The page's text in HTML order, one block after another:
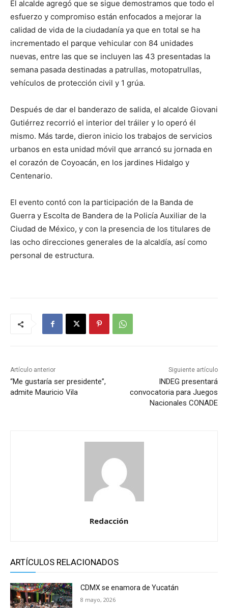
El alcalde agregó que se sigue demostramos que todo el
esfuerzo y compromiso están enfocados a mejorar la
calidad de vida de la ciudadanía ya que en total se ha
incrementado el parque vehicular con 84 unidades
nuevas, entre las que se incluyen las 43 presentadas la
semana pasada destinadas a patrullas, motopatrullas,
vehículos de protección civil y 1 grúa.
Después de dar el banderazo de salida, el alcalde Giovani
Gutiérrez recorrió el interior del tráiler y lo operó él
mismo. Más tarde, dieron inicio los trabajos de servicios
urbanos en esta unidad móvil que arrancó su jornada en
el corazón de Coyoacán, en los jardines Hidalgo y
Centenario.
El evento contó con la participación de la Banda de
Guerra y Escolta de Bandera de la Policía Auxiliar de la
Ciudad de México, y con la presencia de los titulares de
las ocho direcciones generales de la alcaldía, así como
personal de estructura.
Artículo anterior
“Me gustaría ser presidente”,
admite Mauricio Vila
Siguiente artículo
INDEG presentará
convocatoria para Juegos
Nacionales CONADE
Redacción
ARTÍCULOS RELACIONADOS
CDMX se enamora de Yucatán
8 mayo, 2026